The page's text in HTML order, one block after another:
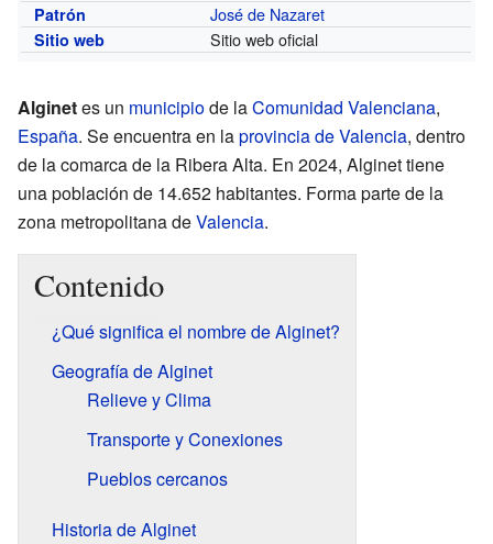
Patrón José de Nazaret
Sitio web Sitio web oficial
Alginetes un municipiode laComunidad Valenciana,
España. Se encuentra en laprovincia de Valencia, dentro
de la comarca de la Ribera Alta. En 2024, Alginet tiene
una población de 14.652 habitantes. Forma parte de la
zona metropolitana deValencia.
Contenido
¿Qué significa el nombre de Alginet?
Geografía de Alginet
Relieve y Clima
Transporte y Conexiones
Pueblos cercanos
Historia de Alginet